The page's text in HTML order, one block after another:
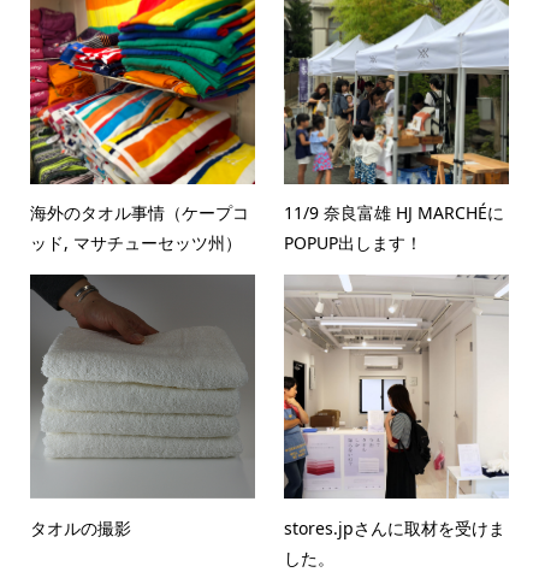
海外のタオル事情（ケープコ
ッド, マサチューセッツ州）
11/9 奈良富雄 HJ MARCHÉに
POPUP出します！
タオルの撮影
stores.jpさんに取材を受けま
した。